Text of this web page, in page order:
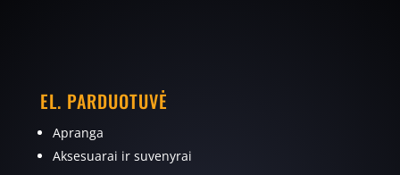
EL. PARDUOTUVĖ
Apranga
Aksesuarai ir suvenyrai